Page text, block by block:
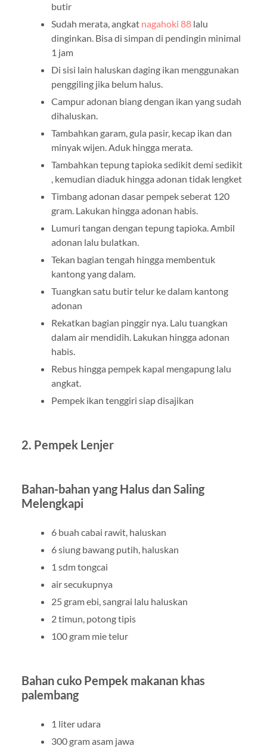
butir
Sudah merata, angkat nagahoki 88lalu
dinginkan. Bisa di simpan di pendingin minimal
1 jam
Di sisi lain haluskan daging ikan menggunakan
penggiling jika belum halus.
Campur adonan biang dengan ikan yang sudah
dihaluskan.
Tambahkan garam, gula pasir, kecap ikan dan
minyak wijen. Aduk hingga merata.
Tambahkan tepung tapioka sedikit demi sedikit
, kemudian diaduk hingga adonan tidak lengket
Timbang adonan dasar pempek seberat 120
gram. Lakukan hingga adonan habis.
Lumuri tangan dengan tepung tapioka. Ambil
adonan lalu bulatkan.
Tekan bagian tengah hingga membentuk
kantong yang dalam.
Tuangkan satu butir telur ke dalam kantong
adonan
Rekatkan bagian pinggir nya. Lalu tuangkan
dalam air mendidih. Lakukan hingga adonan
habis.
Rebus hingga pempek kapal mengapung lalu
angkat.
Pempek ikan tenggiri siap disajikan
2. Pempek Lenjer
Bahan-bahan yang Halus dan Saling
Melengkapi
6 buah cabai rawit, haluskan
6 siung bawang putih, haluskan
1 sdm tongcai
air secukupnya
25 gram ebi, sangrai lalu haluskan
2 timun, potong tipis
100 gram mie telur
Bahan cuko Pempek makanan khas
palembang
1 liter udara
300 gram asam jawa